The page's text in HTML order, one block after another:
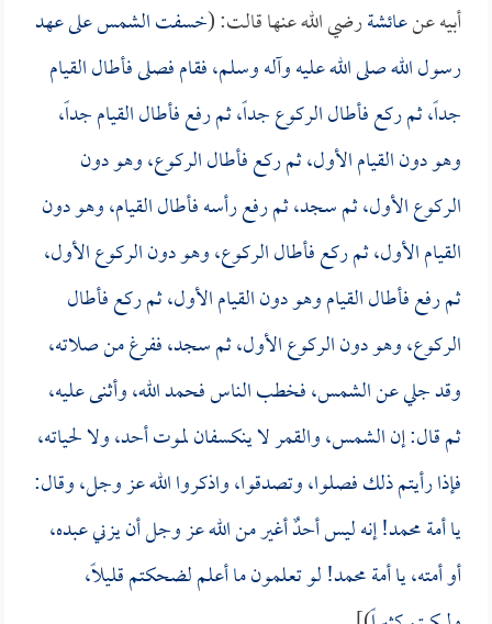
أبيه عنعائشةرضي الله عنها قالت: (خسفت الشمس على عهد
رسول الله صلى الله عليه وآله وسلم، فقام فصلى فأطال القيام
جداً، ثم ركع فأطال الركوع جداً، ثم رفع فأطال القيام جداً،
وهو دون القيام الأول، ثم ركع فأطال الركوع، وهو دون
الركوع الأول، ثم سجد، ثم رفع رأسه فأطال القيام، وهو دون
القيام الأول، ثم ركع فأطال الركوع، وهو دون الركوع الأول،
ثم رفع فأطال القيام وهو دون القيام الأول، ثم ركع فأطال
الركوع، وهو دون الركوع الأول، ثم سجد، ففرغ من صلاته،
وقد جلي عن الشمس، فخطب الناس فحمد الله، وأثنى عليه،
ثم قال: إن الشمس، والقمر لا ينكسفان لموت أحد، ولا لحياته،
فإذا رأيتم ذلك فصلوا، وتصدقوا، واذكروا الله عز وجل، وقال:
يا أمة محمد! إنه ليس أحدٌ أغير من الله عز وجل أن يزني عبده،
أو أمته، يا أمة محمد! لو تعلمون ما أعلم لضحكتم قليلاً،